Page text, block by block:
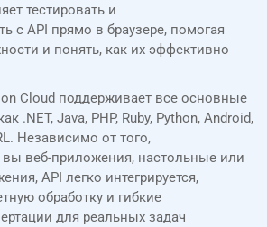
тестировать и
с API прямо в браузере, помогая
и понять, как их эффективно
Cloud поддерживает все основные
.NET, Java, PHP, Ruby, Python, Android,
Независимо от того,
вы веб-приложения, настольные или
API легко интегрируется,
обработку и гибкие
для реальных задач